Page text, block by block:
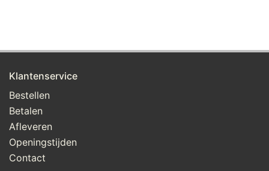
Klantenservice
Bestellen
Betalen
Afleveren
Openingstijden
Contact